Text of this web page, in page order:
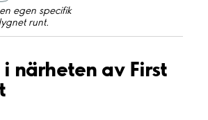
egen specifik
runt.
närheten av First